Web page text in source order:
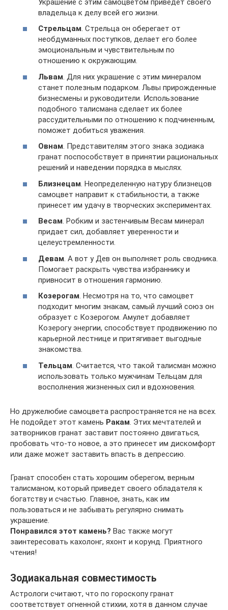
владельца к делу всей его жизни.
Стрельцам. Стрельца он оберегает от
необдуманных поступков, делает его более
эмоциональным и чувствительным по
отношению к окружающим.
Львам . Для них украшение с этим минералом
станет полезным подарком. Львы прирожденные
бизнесмены и руководители. Использование
подобного талисмана сделает их более
рассудительными по отношению к подчиненным,
поможет добиться уважения.
Овнам. Представителям этого знака зодиака
гранат поспособствует в принятии рациональных
решений и наведении порядка в мыслях.
Близнецам . Неопределенную натуру близнецов
самоцвет направит к стабильности, а также
принесет им удачу в творческих экспериментах.
Весам. Робким и застенчивым Весам минерал
придает сил, добавляет уверенности и
целеустремленности.
Девам . А вот у Дев он выполняет роль сводника.
Помогает раскрыть чувства избраннику и
привносит в отношения гармонию.
Козерогам. Несмотря на то, что самоцвет
подходит многим знакам, самый лучший союз он
образует с Козерогом. Амулет добавляет
Козерогу энергии, способствует продвижению по
карьерной лестнице и притягивает выгодные
знакомства.
Тельцам . Считается, что такой талисман можно
использовать только мужчинам Тельцам для
восполнения жизненных сил и вдохновения.
Но дружелюбие самоцвета распространяется не на всех.
Не подойдет этот камень Ракам . Этих мечтателей и
затворников гранат заставит постоянно двигаться,
пробовать что-то новое, а это принесет им дискомфорт
или даже может заставить впасть в депрессию.
Гранат способен стать хорошим оберегом, верным
талисманом, который приведет своего обладателя к
богатству и счастью. Главное, знать, как им
пользоваться и не забывать регулярно снимать
украшение.
Понравился этот камень? Вас также могут
заинтересовать кахолонг, яхонт и корунд. Приятного
чтения!
Зодиакальная совместимость
Астрологи считают, что по гороскопу гранат
соответствует огненной стихии, хотя в данном случае